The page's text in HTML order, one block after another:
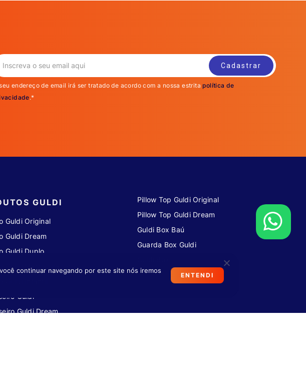
endereço de email irá ser tratado de acordo com a nossa estritapolítica de
.*
GULDI
Guldi Original
Guldi Dream
Guldi Duplo
Guldi Massageador
Guldi
Guldi Dream
Pillow Top Guldi Original
Pillow Top Guldi Dream
Guldi Box Baú
Guarda Box Guldi
continuar navegando por este site nós iremos
ENTENDI